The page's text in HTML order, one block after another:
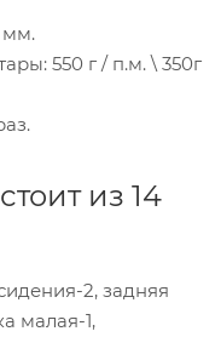
мм.
550 г / п.м. \ 350г
из 14
2, задняя
малая-1,